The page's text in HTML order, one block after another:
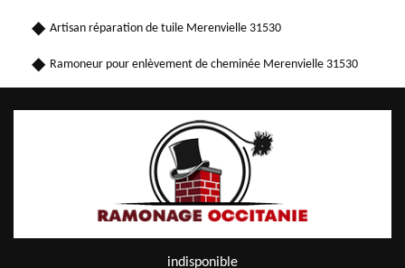
Artisan réparation de tuile Merenvielle 31530
Ramoneur pour enlèvement de cheminée Merenvielle 31530
indisponible